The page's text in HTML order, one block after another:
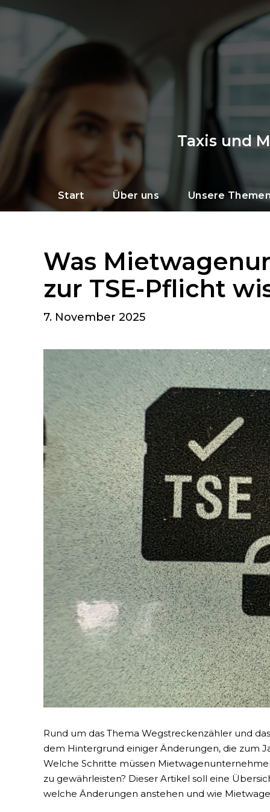
Taxis und
Start Über uns Unsere
Was
zur TSE-Pflicht
7. November 2025
Rund um das Thema Wegstreckenzähler und
dem Hintergrund einiger Änderungen, die zum
Welche Schritte müssen
zu gewährleisten? Dieser Artikel soll eine
welche Änderungen anstehen und wie